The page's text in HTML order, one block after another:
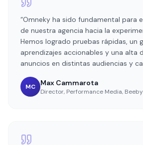
“Omneky ha sido fundamental para
de nuestra agencia hacia la
Hemos logrado pruebas rápidas, un
aprendizajes accionables y una alta
anuncios en distintas audiencias y
MC Max Cammarota
Director, Performance Media,